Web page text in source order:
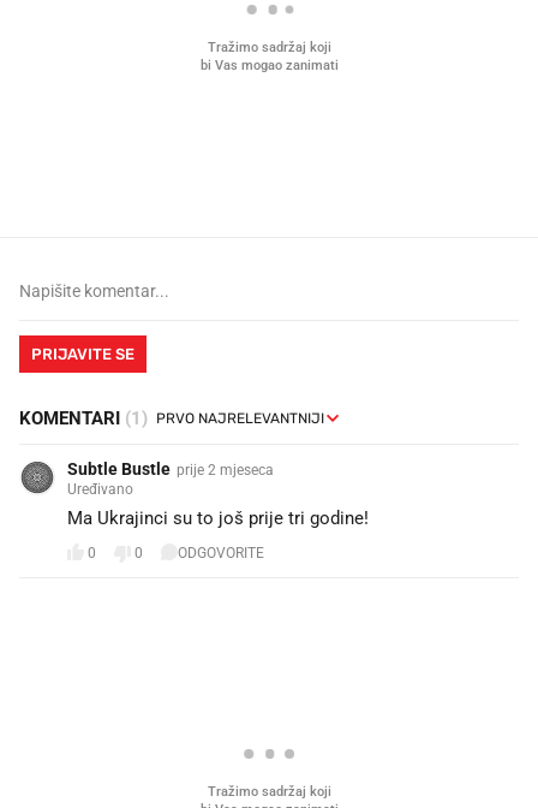
PRIJAVITE SE
KOMENTARI (1)
Subtle Bustle prije 2 mjeseca
Uređivano
Ma Ukrajinci su to još prije tri godine!
0 0 ODGOVORITE